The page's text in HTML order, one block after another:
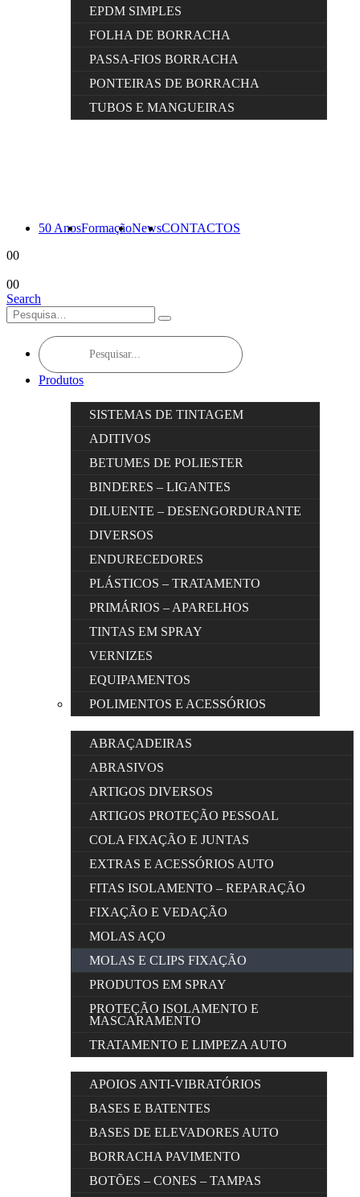
EPDM SIMPLES
FOLHA DE BORRACHA
PASSA-FIOS BORRACHA
PONTEIRAS DE BORRACHA
TUBOS E MANGUEIRAS
50 AnosFormaçãoNewsCONTACTOS
00
00
Search
Products
search
Produtos
SISTEMAS DE TINTAGEM
ADITIVOS
BETUMES DE POLIESTER
BINDERES – LIGANTES
DILUENTE – DESENGORDURANTE
DIVERSOS
ENDURECEDORES
PLÁSTICOS – TRATAMENTO
PRIMÁRIOS – APARELHOS
TINTAS EM SPRAY
VERNIZES
EQUIPAMENTOS
POLIMENTOS E ACESSÓRIOS
ABRAÇADEIRAS
ABRASIVOS
ARTIGOS DIVERSOS
ARTIGOS PROTEÇÃO PESSOAL
COLA FIXAÇÃO E JUNTAS
EXTRAS E ACESSÓRIOS AUTO
FITAS ISOLAMENTO – REPARAÇÃO
FIXAÇÃO E VEDAÇÃO
MOLAS AÇO
MOLAS E CLIPS FIXAÇÃO
PRODUTOS EM SPRAY
PROTEÇÃO ISOLAMENTO E
MASCARAMENTO
TRATAMENTO E LIMPEZA AUTO
APOIOS ANTI-VIBRATÓRIOS
BASES E BATENTES
BASES DE ELEVADORES AUTO
BORRACHA PAVIMENTO
BOTÕES – CONES – TAMPAS